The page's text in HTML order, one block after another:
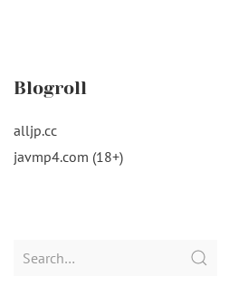
Blogroll
alljp.cc
javmp4.com (18+)
Search